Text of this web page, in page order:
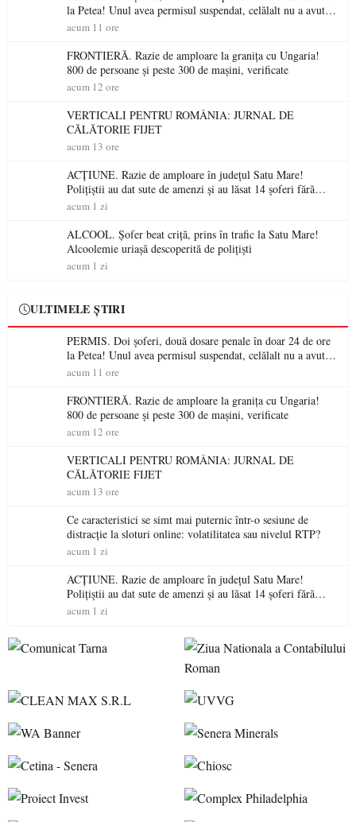
la Petea! Unul avea permisul suspendat, celălalt nu a avut
niciodată permis
acum 11 ore
FRONTIERĂ. Razie de amploare la granița cu Ungaria!
800 de persoane și peste 300 de mașini, verificate
acum 12 ore
VERTICALI PENTRU ROMÂNIA: JURNAL DE
CĂLĂTORIE FIJET
acum 13 ore
ACȚIUNE. Razie de amploare în județul Satu Mare!
Polițiștii au dat sute de amenzi și au lăsat 14 șoferi fără
permis într-o singură zi
acum 1 zi
ALCOOL. Șofer beat criță, prins în trafic la Satu Mare!
Alcoolemie uriașă descoperită de polițiști
acum 1 zi
ULTIMELE ȘTIRI
PERMIS. Doi șoferi, două dosare penale în doar 24 de ore
la Petea! Unul avea permisul suspendat, celălalt nu a avut
niciodată permis
acum 11 ore
FRONTIERĂ. Razie de amploare la granița cu Ungaria!
800 de persoane și peste 300 de mașini, verificate
acum 12 ore
VERTICALI PENTRU ROMÂNIA: JURNAL DE
CĂLĂTORIE FIJET
acum 13 ore
Ce caracteristici se simt mai puternic într-o sesiune de
distracție la sloturi online: volatilitatea sau nivelul RTP?
acum 1 zi
ACȚIUNE. Razie de amploare în județul Satu Mare!
Polițiștii au dat sute de amenzi și au lăsat 14 șoferi fără
permis într-o singură zi
acum 1 zi